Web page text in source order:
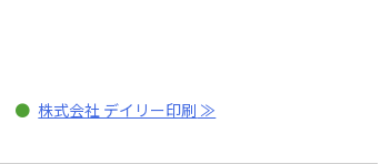
● 株式会社 デイリー印刷